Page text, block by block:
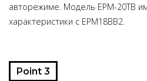
авторежиме. Модель EPM-20TB
характеристики с EPM18BB2.
Point 3